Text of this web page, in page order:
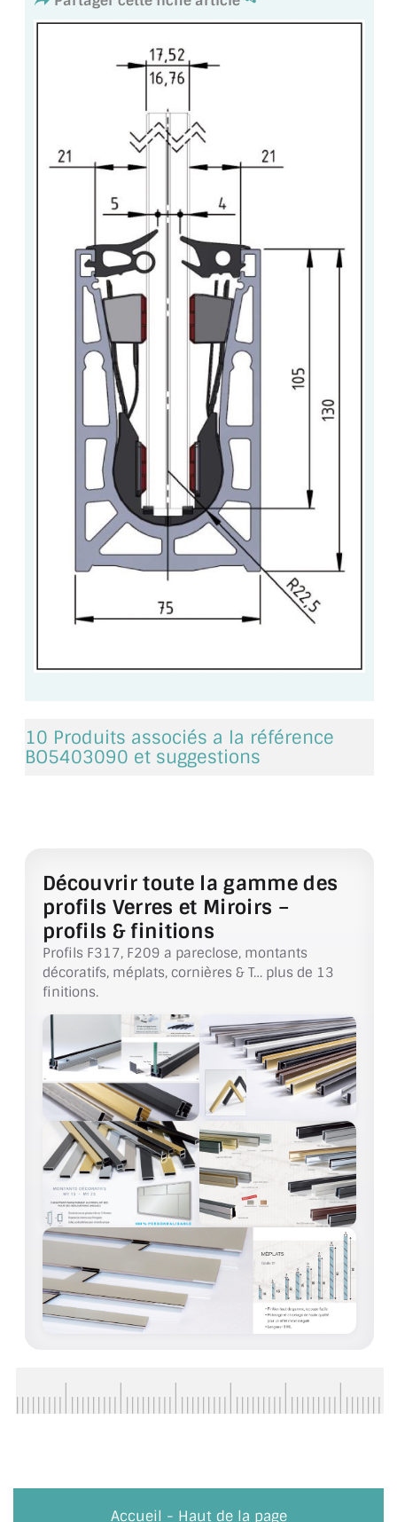
CATALOGUE DE PROFILS ET FIXATION DU
VERRE
LES FIXATIONS POUR MIROIR
LES PROFILS PAROI DE VERRE
VITRINE EN VERRE
PLATS ET CORNIÈRES
LES CHARNIÈRES DE PORTE EN VERRE
BOUTONS ET POIGNÉES
BARRES DE STABILISATION
JOINTS D'ÉTANCHÉITÉS
FIXATION GARDES CORPS
SYSTÈMES PIVOTANTS
SYSTÈMES COULISSANTS
LE CATALOGUE ACCESSOIRES
(STROMBINOSCOPE)
NUANCIER RAL
CONSEILS / AIDE
PLAN DU SITE
DÉCONNEXION
NOUS TROUVER - BUC 78
NOUS CONTACTER
10 Produits associés a la référence
BO5403090 et suggestions
Découvrir toute la gamme des
profils Verres et Miroirs –
profils & finitions
Profils F317, F209 a pareclose, montants
décoratifs, méplats, cornières & T… plus de 13
finitions.
Accueil - Haut de la page